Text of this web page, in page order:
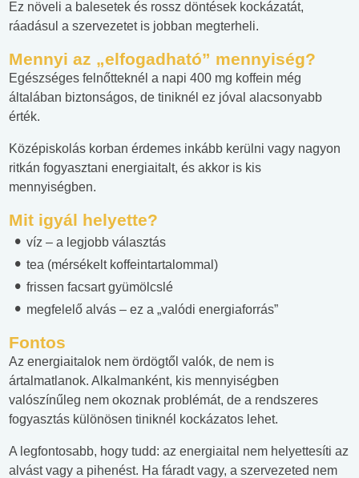
Ez növeli a balesetek és rossz döntések kockázatát,
ráadásul a szervezetet is jobban megterheli.
Mennyi az „elfogadható” mennyiség?
Egészséges felnőtteknél a napi 400 mg koffein még
általában biztonságos, de tiniknél ez jóval alacsonyabb
érték.
Középiskolás korban érdemes inkább kerülni vagy nagyon
ritkán fogyasztani energiaitalt, és akkor is kis
mennyiségben.
Mit igyál helyette?
víz – a legjobb választás
tea (mérsékelt koffeintartalommal)
frissen facsart gyümölcslé
megfelelő alvás – ez a „valódi energiaforrás”
Fontos
Az energiaitalok nem ördögtől valók, de nem is
ártalmatlanok. Alkalmanként, kis mennyiségben
valószínűleg nem okoznak problémát, de a rendszeres
fogyasztás különösen tiniknél kockázatos lehet.
A legfontosabb, hogy tudd: az energiaital nem helyettesíti az
alvást vagy a pihenést. Ha fáradt vagy, a szervezeted nem